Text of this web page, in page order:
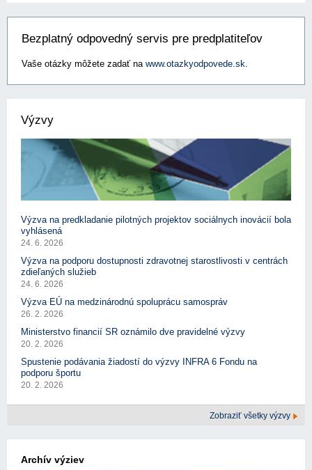
Bezplatný odpovedný servis pre predplatiteľov
Vaše otázky môžete zadať na www.otazkyodpovede.sk.
Výzvy
Výzva na predkladanie pilotných projektov sociálnych inovácií bola
vyhlásená
24. 6. 2026
Výzva na podporu dostupnosti zdravotnej starostlivosti v centrách
zdieľaných služieb
24. 6. 2026
Výzva EÚ na medzinárodnú spoluprácu samospráv
26. 2. 2026
Ministerstvo financií SR oznámilo dve pravidelné výzvy
20. 2. 2026
Spustenie podávania žiadostí do výzvy INFRA 6 Fondu na
podporu športu
20. 2. 2026
Zobraziť všetky výzvy
Archív výziev